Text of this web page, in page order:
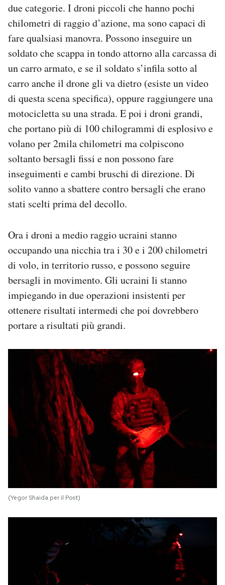
due categorie. I droni piccoli che hanno pochi
chilometri di raggio d’azione, ma sono capaci di
fare qualsiasi manovra. Possono inseguire un
soldato che scappa in tondo attorno alla carcassa di
un carro armato, e se il soldato s’infila sotto al
carro anche il drone gli va dietro (esiste un video
di questa scena specifica), oppure raggiungere una
motocicletta su una strada. E poi i droni grandi,
che portano più di 100 chilogrammi di esplosivo e
volano per 2mila chilometri ma colpiscono
soltanto bersagli fissi e non possono fare
inseguimenti e cambi bruschi di direzione. Di
solito vanno a sbattere contro bersagli che erano
stati scelti prima del decollo.
Ora i droni a medio raggio ucraini stanno
occupando una nicchia tra i 30 e i 200 chilometri
di volo, in territorio russo, e possono seguire
bersagli in movimento. Gli ucraini li stanno
impiegando in due operazioni insistenti per
ottenere risultati intermedi che poi dovrebbero
portare a risultati più grandi.
(Yegor Shaida per il Post)